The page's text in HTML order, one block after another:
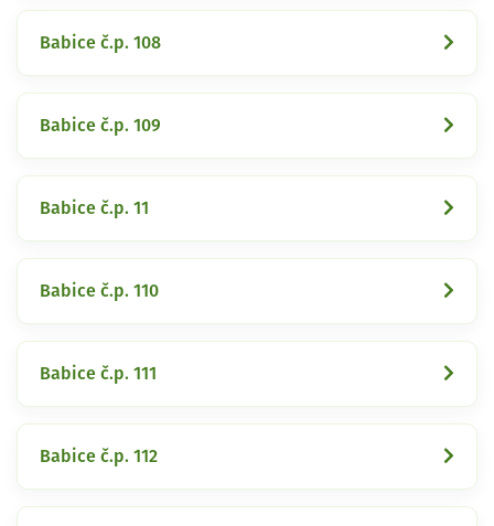
Babice č.p. 108
Babice č.p. 109
Babice č.p. 11
Babice č.p. 110
Babice č.p. 111
Babice č.p. 112